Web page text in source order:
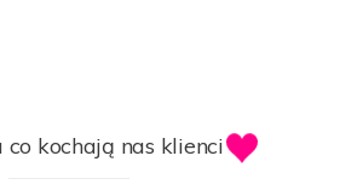
kochają nas klienci